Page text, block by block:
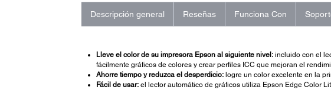
Descripción general Reseñas Funciona Con
Lleve el color de su impresora Epson al siguiente nivel:incluido con el
fácilmente gráficos de colores y crear perfiles ICC que mejoran el
Ahorre tiempo y reduzca el desperdicio:logre un color excelente en la
Fácil de usar:el lector automático de gráficos utiliza Epson Edge Color